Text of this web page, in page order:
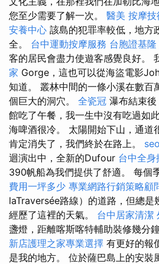
您至少需要了解一次。 醫美 按摩技
安養中心 該島的犯罪率較低，地方
全。 台中運動按摩服務 台胞證基隆
客的居民會盡力使遊客感覺良好。
家 Gorge，這也可以從海盜電影
知道。 叢林中間的一條小溪在數百
個巨大的洞穴。 全瓷冠 瀑布結束
館吃了午餐，我一生中沒有吃過如
海啤酒很冷。 太陽開始下山，通道
肯定消失了，我們終於在路上。
迴演出中，全新的Dufour 台中全
390帆船為我們提供了舒適。 每個
費用一坪多少 專業網路行銷策略顧
laTraversée路線）的道路，但總是
經歷了這裡的天氣。 台中居家清潔
盞燈，距離喀斯喀特輔助裝修幾分
新店護理之家專業選擇 有更好的報
是我的地方。 位於薩巴島上的安裝